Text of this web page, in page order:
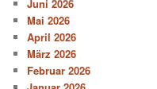
Juni 2026
Mai 2026
April 2026
März 2026
Februar 2026